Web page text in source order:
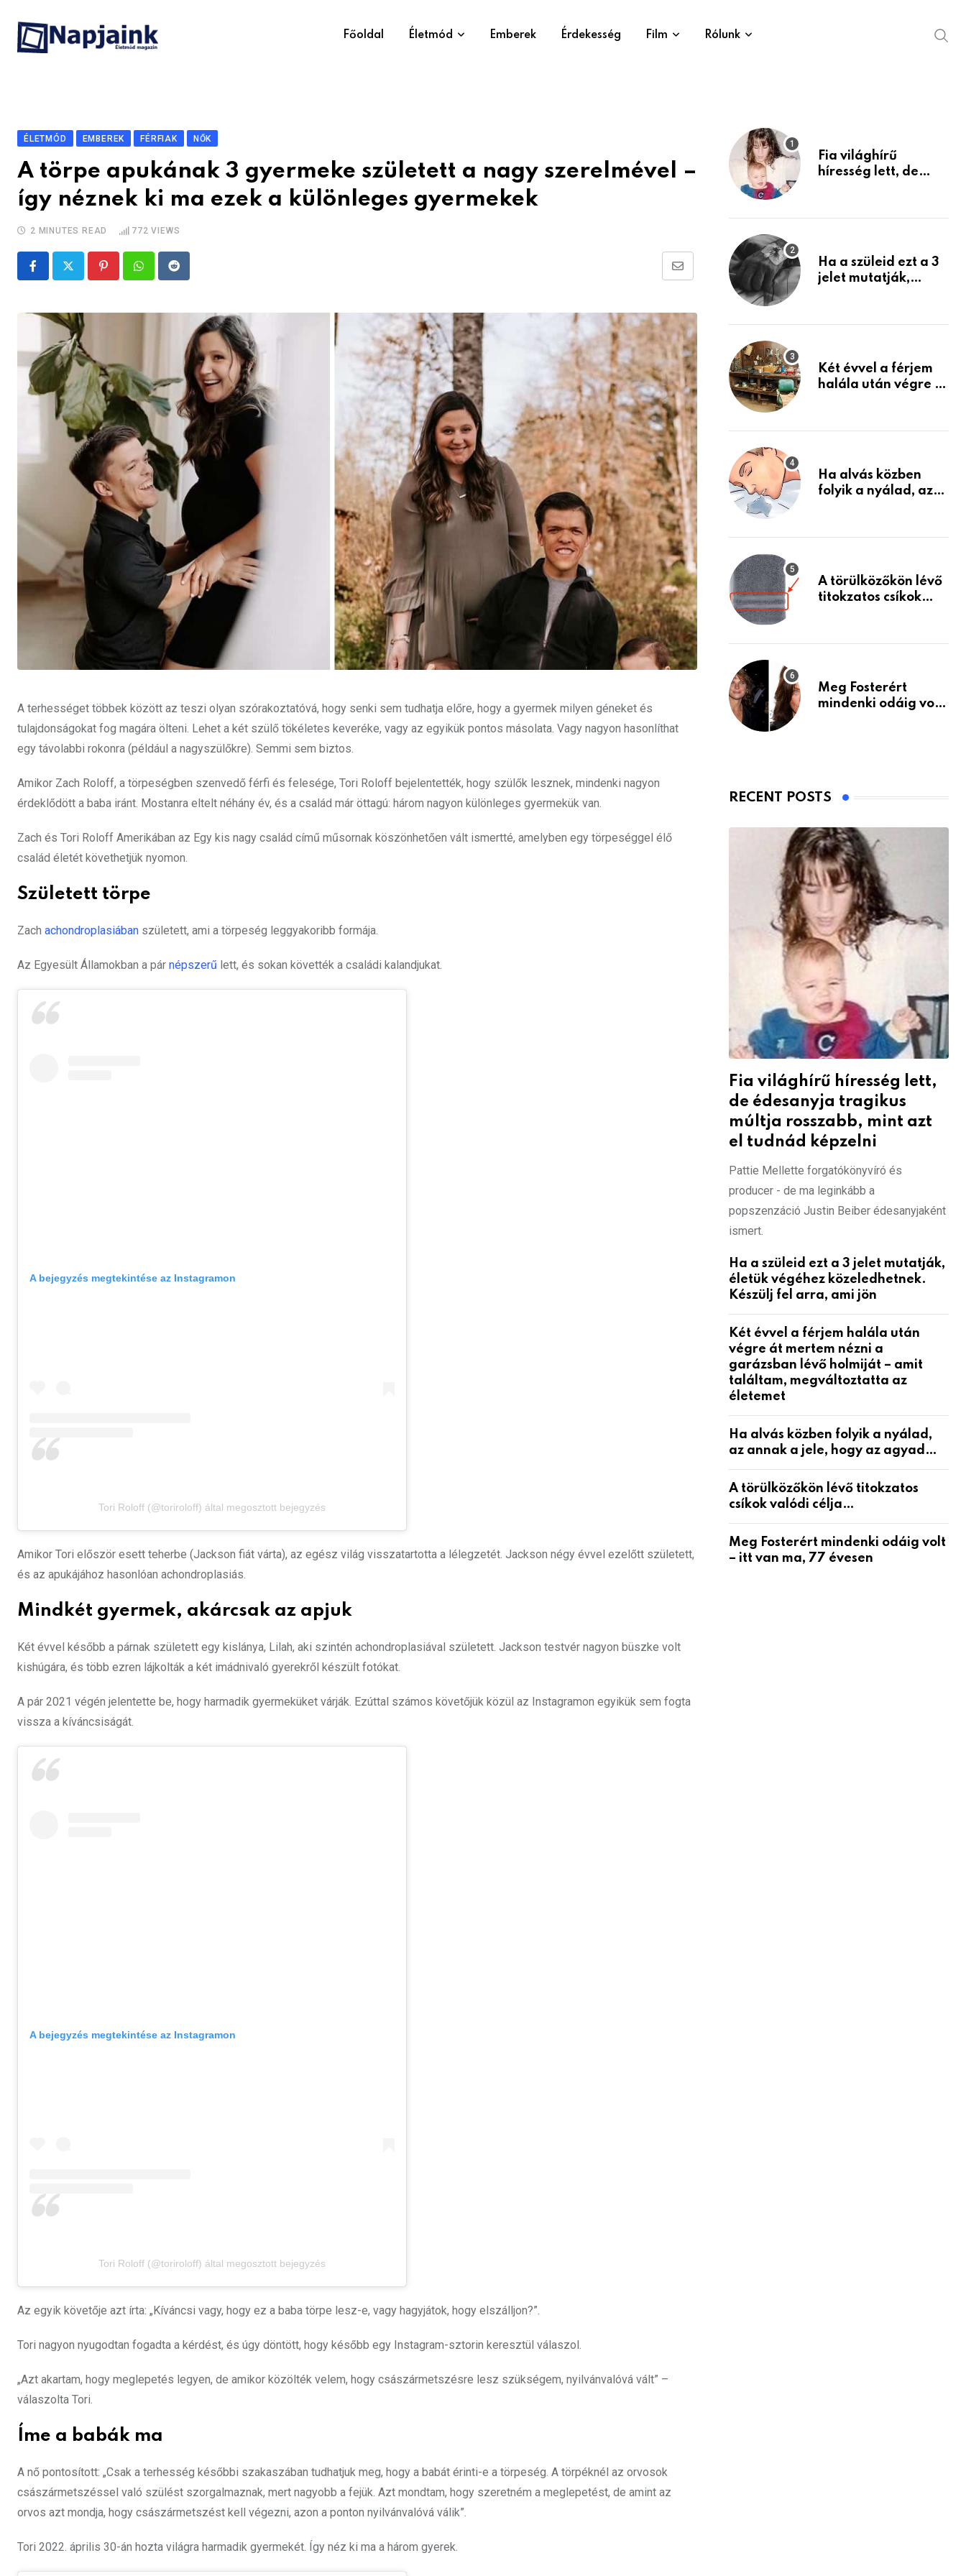
content
Főoldal Életmód Emberek Érdekesség Film Rólunk
ÉLETMÓD EMBEREK FÉRFIAK NŐK
A törpe apukának 3 gyermeke született a nagy szerelmével –
így néznek ki ma ezek a különleges gyermekek
2 MINUTES READ 772 VIEWS
PinterestWhatsappReddit
Share
Email
A terhességet többek között az teszi olyan szórakoztatóvá, hogy senki sem tudhatja előre, hogy a gyermek milyen géneket és
tulajdonságokat fog magára ölteni. Lehet a két szülő tökéletes keveréke, vagy az egyikük pontos másolata. Vagy nagyon hasonlíthat
egy távolabbi rokonra (például a nagyszülőkre). Semmi sem biztos.
Amikor Zach Roloff, a törpeségben szenvedő férfi és felesége, Tori Roloff bejelentették, hogy szülők lesznek, mindenki nagyon
érdeklődött a baba iránt. Mostanra eltelt néhány év, és a család már öttagú: három nagyon különleges gyermekük van.
Zach és Tori Roloff Amerikában az Egy kis nagy család című műsornak köszönhetően vált ismertté, amelyben egy törpeséggel élő
család életét követhetjük nyomon.
Született törpe
Zach achondroplasiában született, ami a törpeség leggyakoribb formája.
Az Egyesült Államokban a pár népszerű lett, és sokan követték a családi kalandjukat.
A bejegyzés megtekintése az Instagramon
Tori Roloff (@toriroloff) által megosztott bejegyzés
Amikor Tori először esett teherbe (Jackson fiát várta), az egész világ visszatartotta a lélegzetét. Jackson négy évvel ezelőtt született,
és az apukájához hasonlóan achondroplasiás.
Mindkét gyermek, akárcsak az apjuk
Két évvel később a párnak született egy kislánya, Lilah, aki szintén achondroplasiával született. Jackson testvér nagyon büszke volt
kishúgára, és több ezren lájkolták a két imádnivaló gyerekről készült fotókat.
A pár 2021 végén jelentette be, hogy harmadik gyermeküket várják. Ezúttal számos követőjük közül az Instagramon egyikük sem fogta
vissza a kíváncsiságát.
A bejegyzés megtekintése az Instagramon
Tori Roloff (@toriroloff) által megosztott bejegyzés
Az egyik követője azt írta: „Kíváncsi vagy, hogy ez a baba törpe lesz-e, vagy hagyjátok, hogy elszálljon?”.
Tori nagyon nyugodtan fogadta a kérdést, és úgy döntött, hogy később egy Instagram-sztorin keresztül válaszol.
„Azt akartam, hogy meglepetés legyen, de amikor közölték velem, hogy császármetszésre lesz szükségem, nyilvánvalóvá vált” –
válaszolta Tori.
Íme a babák ma
A nő pontosított: „Csak a terhesség későbbi szakaszában tudhatjuk meg, hogy a babát érinti-e a törpeség. A törpéknél az orvosok
császármetszéssel való szülést szorgalmaznak, mert nagyobb a fejük. Azt mondtam, hogy szeretném a meglepetést, de amint az
orvos azt mondja, hogy császármetszést kell végezni, azon a ponton nyilvánvalóvá válik”.
Tori 2022. április 30-án hozta világra harmadik gyermekét. Így néz ki ma a három gyerek.
Fia világhírű
híresség lett, de
mint azt el tudnád
Ha a szüleid ezt a 3
jelet mutatják,
Készülj fel arra, ami
Két évvel a férjem
halála után végre át
holmiját – amit
életemet
Ha alvás közben
folyik a nyálad, az
A törülközőkön lévő
titokzatos csíkok
Meg Fosterért
mindenki odáig volt
RECENT POSTS
Fia világhírű híresség lett,
de édesanyja tragikus
múltja rosszabb, mint azt
el tudnád képzelni
Pattie Mellette forgatókönyvíró és
producer - de ma leginkább a
popszenzáció Justin Beiber édesanyjaként
ismert.
Ha a szüleid ezt a 3 jelet mutatják,
életük végéhez közeledhetnek.
Készülj fel arra, ami jön
Két évvel a férjem halála után
végre át mertem nézni a
garázsban lévő holmiját – amit
találtam, megváltoztatta az
életemet
Ha alvás közben folyik a nyálad,
az annak a jele, hogy az agyad…
A törülközőkön lévő titokzatos
csíkok valódi célja…
Meg Fosterért mindenki odáig volt
– itt van ma, 77 évesen